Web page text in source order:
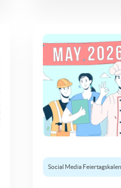
Social Media